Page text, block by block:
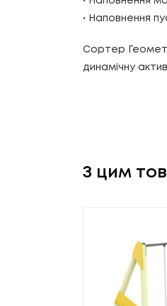
• Наповнення
Сортер
динамічну
З цим